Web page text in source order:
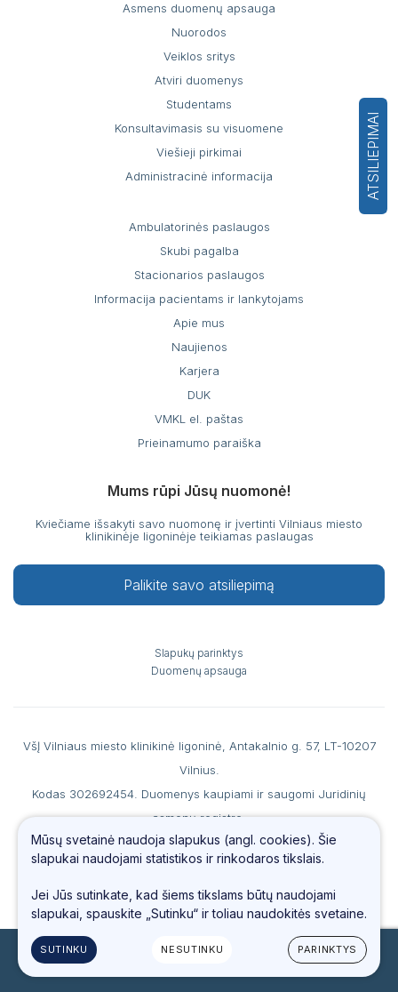
Asmens duomenų apsauga
Nuorodos
Veiklos sritys
Atviri duomenys
Studentams
Konsultavimasis su visuomene
Viešieji pirkimai
Administracinė informacija
Ambulatorinės paslaugos
Skubi pagalba
Stacionarios paslaugos
Informacija pacientams ir lankytojams
Apie mus
Naujienos
Karjera
DUK
VMKL el. paštas
Prieinamumo paraiška
Mums rūpi Jūsų nuomonė!
Kviečiame išsakyti savo nuomonę ir įvertinti Vilniaus miesto
klinikinėje ligoninėje teikiamas paslaugas
Palikite savo atsiliepimą
Slapukų parinktys
Duomenų apsauga
VšĮ Vilniaus miesto klinikinė ligoninė, Antakalnio g. 57, LT-10207
Vilnius.
Kodas 302692454. Duomenys kaupiami ir saugomi Juridinių
asmenų registre.
A. s. LT867044060007990186 AB SEB banke, b. k. 70440, PVM
mokėtojo kodas LT100006560213.
Tel.(0 5) 234 4487, faks. (0 5) 234 69 66, el. paštasinfo@vmkl.lt
© 2023 Visos teisės saugomos
ATSILIEPIMAI
Mūsų svetainė naudoja slapukus (angl. cookies). Šie
slapukai naudojami statistikos ir rinkodaros tikslais.
Jei Jūs sutinkate, kad šiems tikslams būtų naudojami
slapukai, spauskite „Sutinku“ ir toliau naudokitės svetaine.
SUTINKU NESUTINKU PARINKTYS